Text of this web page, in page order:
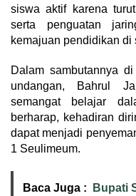
siswa aktif karena
serta penguatan
kemajuan pendidikan di
Dalam sambutannya
undangan, Bahrul
semangat belajar
berharap, kehadiran
dapat menjadi
1 Seulimeum.
Baca Juga :
Bupati